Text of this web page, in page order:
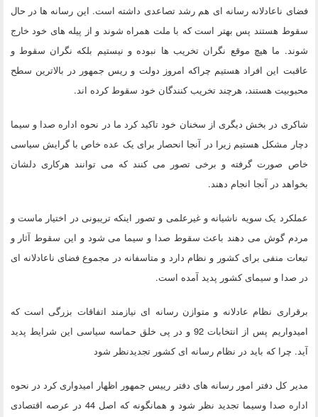
فضای ناعادلانه رسانه ای هم رشد تصاعدی داشته است. این رسانه ها در حال
سقوط هستند پس بهتر است که با ملت همراه شوند و از پیله های خود خارج
شوند. ما هیچ موقع نگران تخریب ها نبوده و نیستیم بلکه نگران سقوط و
عاقبت این افراد هستیم چراکه امروز دولت و ریس جمهور در بالاترین سطح
محبوبیت هستند، هرچند تخریب کنندگان خود سقوط کرده اند.
شاکری در بخش دیگری از سخنان خود تاکید کرد ما در نحوه اداره صدا و سیما
دچار مشکل هستیم زیرا در آنجا انحصار برای یک عده خاص با گرایش سیاسی
خاص صورت گرفته و برخی تصور می کنند که می توانند هرکاری دلشان
بخواهد در آنجا انجام دهند.
عملکرد یک سویه ناشیانه و غیرعلمی و تصور اینکه تریبونی در اختیار ماست و
مردم گوش می دهند باعث سقوط صدا و سیما می شود و این سقوط آثار و
تبعات منفی برای کشور و نظام دارد و متاسفانه در مجموع فضای ناعادلانه ای
در صدا و سیمای کشور پدید آمده است.
برقراری نظام عادلانه و متوازن رسانه ای نیازمند اتفاقات بزرگی است که
امیدواریم پس از انتخابات 92 و در پی خلق حماسه سیاسی این شرایط پدید
آید. چرا که باید در نظام رسانه ای کشور تجدیدنظر شود
مدیر کل دفتر امور رسانه های دفتر رییس جمهور اظهار امیدواری کرد در نحوه
اداره صدا وسیما تجدید نظر شود و همانگونه که اصل 44 در عرصه اقتصادی